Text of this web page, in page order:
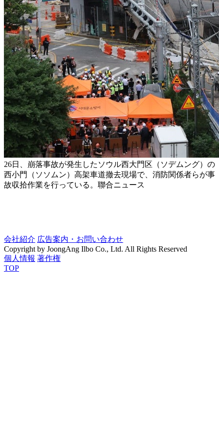
26日、崩落事故が発生したソウル西大門区（ソデムング）の
西小門（ソソムン）高架車道撤去現場で、消防関係者らが事
故収拾作業を行っている。聯合ニュース
会社紹介 広告案内・お問い合わせ
Copyright by JoongAng Ilbo Co., Ltd. All Rights Reserved
個人情報 著作権
TOP